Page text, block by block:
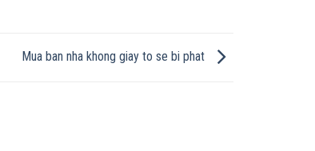
Mua ban nha khong giay to se bi phat